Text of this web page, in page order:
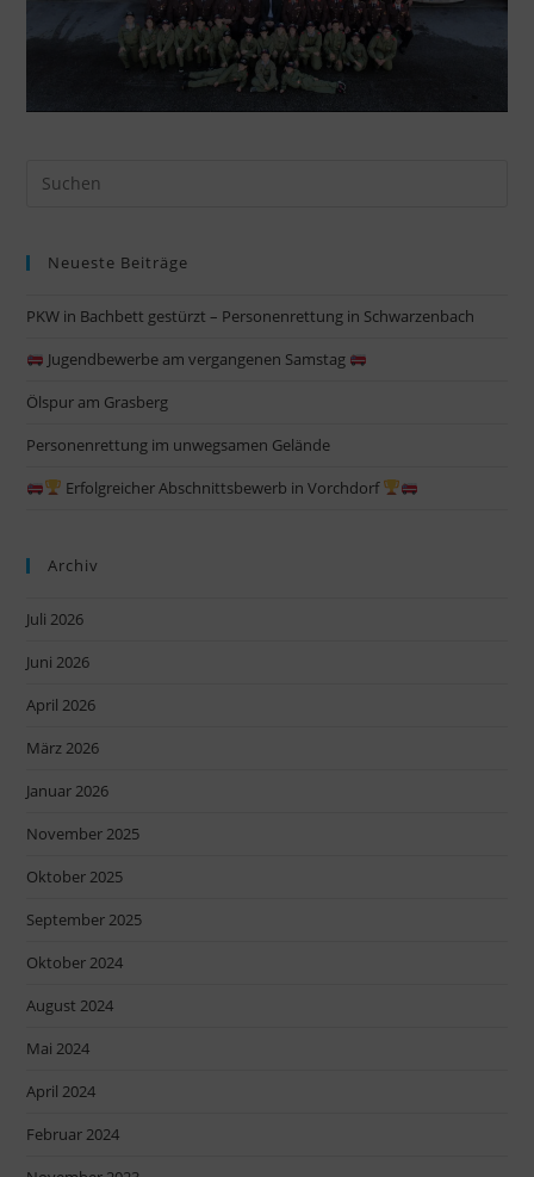
Neueste Beiträge
PKW in Bachbett gestürzt – Personenrettung in Schwarzenbach
Jugendbewerbe am vergangenen Samstag
Ölspur am Grasberg
Personenrettung im unwegsamen Gelände
Erfolgreicher Abschnittsbewerb in Vorchdorf
Archiv
Juli 2026
Juni 2026
April 2026
März 2026
Januar 2026
November 2025
Oktober 2025
September 2025
Oktober 2024
August 2024
Mai 2024
April 2024
Februar 2024